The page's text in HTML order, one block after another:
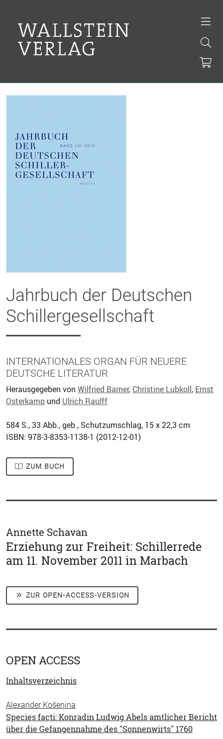
Jahrbuch der Deutschen
Schillergesellschaft
INTERNATIONALES ORGAN FÜR NEUERE
DEUTSCHE LITERATUR
Herausgegeben von Wilfried Barner, Christine Lubkoll, Ernst
Osterkamp und Ulrich Raulff
584 S., 33 Abb., geb., Schutzumschlag, 15 x 22,3 cm
ISBN: 978-3-8353-1138-1 (2012-12-01)
ZUM BUCH
Annette Schavan
Erziehung zur Freiheit: Schillerrede
am 11. November 2011 in Marbach
ZUR OPEN-ACCESS-VERSION
OPEN ACCESS
Inhaltsverzeichnis
Alexander Košenina
Species facti: Konradin Ludwig Abels amtlicher Bericht
über die Gefangennahme des "Sonnenwirts" 1760